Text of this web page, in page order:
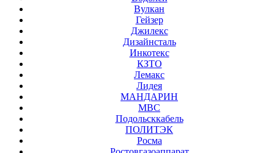
Вулкан
Гейзер
Джилекс
Дизайнсталь
Инкотекс
КЗТО
Лемакс
Лидея
МАНДАРИН
МВС
Подольсккабель
ПОЛИТЭК
Росма